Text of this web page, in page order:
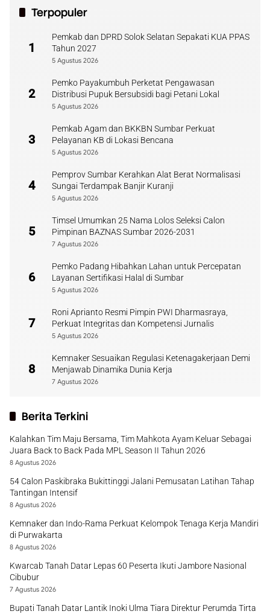
Terpopuler
1
Pemkab dan DPRD Solok Selatan Sepakati KUA PPAS
Tahun 2027
5 Agustus 2026
2
Pemko Payakumbuh Perketat Pengawasan
Distribusi Pupuk Bersubsidi bagi Petani Lokal
5 Agustus 2026
3
Pemkab Agam dan BKKBN Sumbar Perkuat
Pelayanan KB di Lokasi Bencana
5 Agustus 2026
4
Pemprov Sumbar Kerahkan Alat Berat Normalisasi
Sungai Terdampak Banjir Kuranji
5 Agustus 2026
5
Timsel Umumkan 25 Nama Lolos Seleksi Calon
Pimpinan BAZNAS Sumbar 2026-2031
7 Agustus 2026
6
Pemko Padang Hibahkan Lahan untuk Percepatan
Layanan Sertifikasi Halal di Sumbar
5 Agustus 2026
7
Roni Aprianto Resmi Pimpin PWI Dharmasraya,
Perkuat Integritas dan Kompetensi Jurnalis
5 Agustus 2026
8
Kemnaker Sesuaikan Regulasi Ketenagakerjaan Demi
Menjawab Dinamika Dunia Kerja
7 Agustus 2026
Berita Terkini
Kalahkan Tim Maju Bersama, Tim Mahkota Ayam Keluar Sebagai
Juara Back to Back Pada MPL Season II Tahun 2026
8 Agustus 2026
54 Calon Paskibraka Bukittinggi Jalani Pemusatan Latihan Tahap
Tantingan Intensif
8 Agustus 2026
Kemnaker dan Indo-Rama Perkuat Kelompok Tenaga Kerja Mandiri
di Purwakarta
8 Agustus 2026
Kwarcab Tanah Datar Lepas 60 Peserta Ikuti Jambore Nasional
Cibubur
7 Agustus 2026
Bupati Tanah Datar Lantik Inoki Ulma Tiara Direktur Perumda Tirta